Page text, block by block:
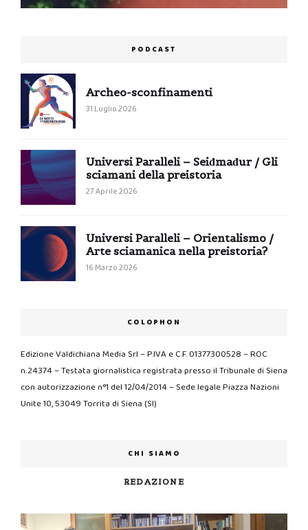
PODCAST
Archeo-sconfinamenti
31 Luglio 2026
Universi Paralleli – Seiđmađur / Gli
sciamani della preistoria
27 Aprile 2026
Universi Paralleli – Orientalismo /
Arte sciamanica nella preistoria?
16 Marzo 2026
COLOPHON
Edizione Valdichiana Media Srl – P.IVA e C.F. 01377300528 – ROC
n.24374 – Testata giornalistica registrata presso il Tribunale di Siena
con autorizzazione n°1 del 12/04/2014 – Sede legale Piazza Nazioni
Unite 10, 53049 Torrita di Siena (SI)
CHI SIAMO
REDAZIONE